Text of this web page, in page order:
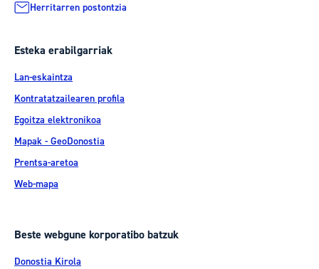
Herritarren postontzia
Esteka erabilgarriak
Lan-eskaintza
Kontratatzailearen profila
Egoitza elektronikoa
Mapak - GeoDonostia
Prentsa-aretoa
Web-mapa
Beste webgune korporatibo batzuk
Donostia Kirola